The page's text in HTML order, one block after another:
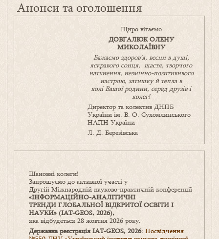
Анонси та оголошення
Щиро вітаємо
ДОВГАЛЮК ОЛЕНУ
МИКОЛАЇВНУ
Бажаємо здоров’я, весни в душі,
яскравого сонця, щастя, творчого
натхнення, незмінно-позитивнвого
настрою, затишкуйтепла в
коліВашоїродини, серед друзів і
колег!
Директор та колектив ДНПБ
України ім. В. О. Сухомлинського
НАПН України
Л. Д. Березівська
Шановні колеги!
Запрошуємо до активної участі у
Другій Міжнародній науково-практичній конференції
«ІНФОРМАЦІЙНО-АНАЛІТИЧНІ
ТРЕНДИ ГЛОБАЛЬНОЇ ВІДКРИТОЇ ОСВІТИ І
НАУКИ» (IAT-GEOS, 2026),
яка відбудеться 28 жовтня 2026 року.
Державна реєстрація IAT-GEOS, 2026: Посвідчення